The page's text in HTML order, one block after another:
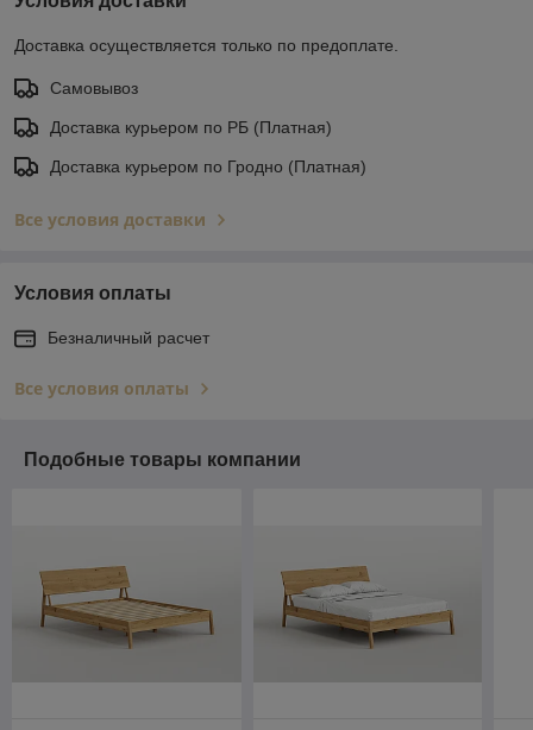
Доставка осуществляется только по предоплате.
Самовывоз
Доставка курьером по РБ (Платная)
Доставка курьером по Гродно (Платная)
Все условия доставки
Условия оплаты
Безналичный расчет
Все условия оплаты
Подобные товары компании